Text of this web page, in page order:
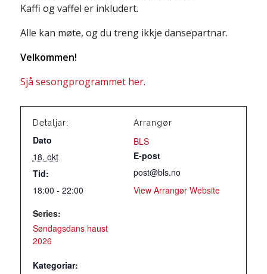
Kaffi og vaffel er inkludert.
Alle kan møte, og du treng ikkje dansepartnar.
Velkommen!
Sjå sesongprogrammet her.
Detaljar:
Dato
18. okt
Tid:
18:00 - 22:00
Series:
Søndagsdans haust
2026
Kategoriar:
Arrangør
BLS
E-post
post@bls.no
View Arrangør Website